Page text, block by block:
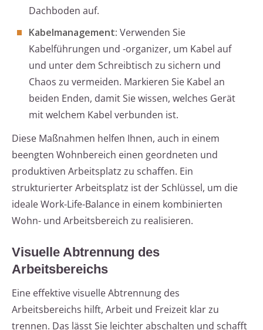
Dachboden auf.
Kabelmanagement: Verwenden Sie
Kabelführungen und -organizer, um Kabel auf
und unter dem Schreibtisch zu sichern und
Chaos zu vermeiden. Markieren Sie Kabel an
beiden Enden, damit Sie wissen, welches Gerät
mit welchem Kabel verbunden ist.
Diese Maßnahmen helfen Ihnen, auch in einem
beengten Wohnbereich einen geordneten und
produktiven Arbeitsplatz zu schaffen. Ein
strukturierter Arbeitsplatz ist der Schlüssel, um die
ideale Work-Life-Balance in einem kombinierten
Wohn- und Arbeitsbereich zu realisieren.
Visuelle Abtrennung des
Arbeitsbereichs
Eine effektive visuelle Abtrennung des
Arbeitsbereichs hilft, Arbeit und Freizeit klar zu
trennen. Das lässt Sie leichter abschalten und schafft